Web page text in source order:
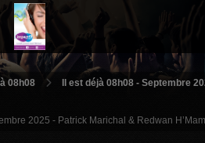
08h08 Il est déjà 08h08 - Septembre
2025 - Patrick Marichal & Redwan